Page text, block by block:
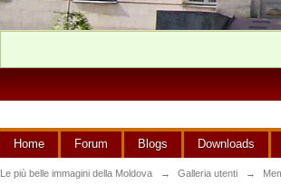
Home Forum Blogs Downloads
Le più belle immagini della Moldova → Galleria utenti →